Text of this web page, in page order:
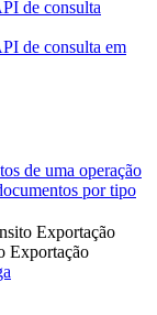
de consulta
de consulta em
de uma operação
por tipo
Exportação
Exportação